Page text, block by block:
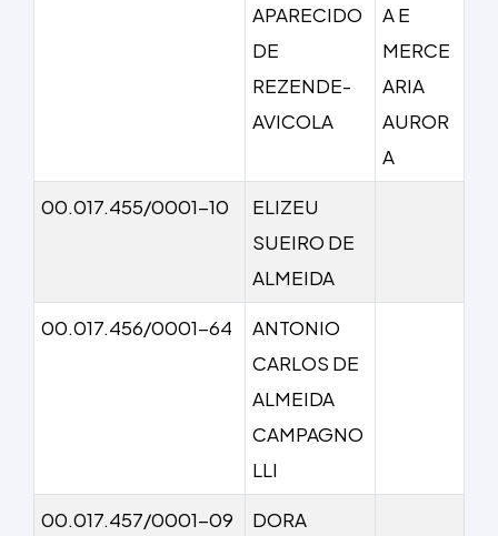
APARECIDO
DE
REZENDE-
AVICOLA
A E
MERCE
ARIA
AUROR
A
00.017.455/0001-10
ELIZEU
SUEIRO DE
ALMEIDA
00.017.456/0001-64
ANTONIO
CARLOS DE
ALMEIDA
CAMPAGNO
LLI
00.017.457/0001-09
DORA